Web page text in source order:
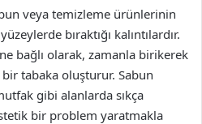
veya temizleme ürünlerinin
bıraktığı kalıntılardır.
bağlı olarak, zamanla birikerek
tabaka oluşturur. Sabun
gibi alanlarda sıkça
bir problem yaratmakla